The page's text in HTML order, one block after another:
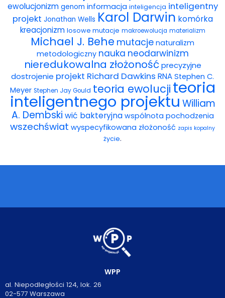
ewolucjonizm genom informacja inteligencja inteligentny
projekt Jonathan Wells Karol Darwin komórka
kreacjonizm losowe mutacje makroewolucja materializm
Michael J. Behe mutacje naturalizm
metodologiczny nauka neodarwinizm
nieredukowalna złożoność precyzyjne
dostrojenie projekt Richard Dawkins RNA Stephen C.
Meyer Stephen Jay Gould teoria ewolucji teoria
inteligentnego projektu William
A. Dembski wić bakteryjna wspólnota pochodzenia
wszechświat wyspecyfikowana złożoność zapis kopalny
życie.
WPP
al. Niepodległości 124, lok. 26
02-577 Warszawa